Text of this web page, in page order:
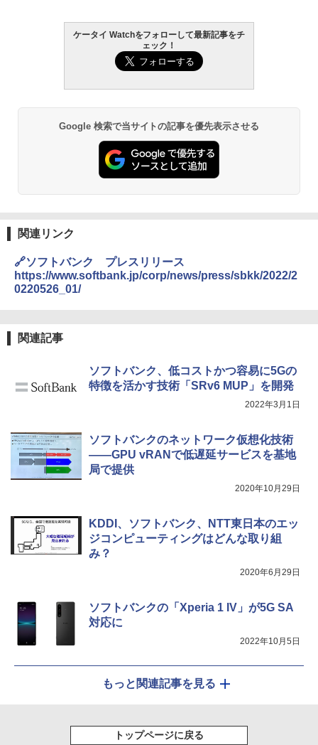
ケータイ Watchをフォローして最新記事をチ
ェック！
Google 検索で当サイトの記事を優先表示させる
関連リンク
🔗ソフトバンク プレスリリース
https://www.softbank.jp/corp/news/press/sbkk/2022/2
0220526_01/
関連記事
ソフトバンク、低コストかつ容易に5Gの
特徴を活かす技術「SRv6 MUP」を開発
2022年3月1日
ソフトバンクのネットワーク仮想化技術
――GPU vRANで低遅延サービスを基地
局で提供
2020年10月29日
KDDI、ソフトバンク、NTT東日本のエッ
ジコンピューティングはどんな取り組
み？
2020年6月29日
ソフトバンクの「Xperia 1 IV」が5G SA
対応に
2022年10月5日
もっと関連記事を見る
トップページに戻る